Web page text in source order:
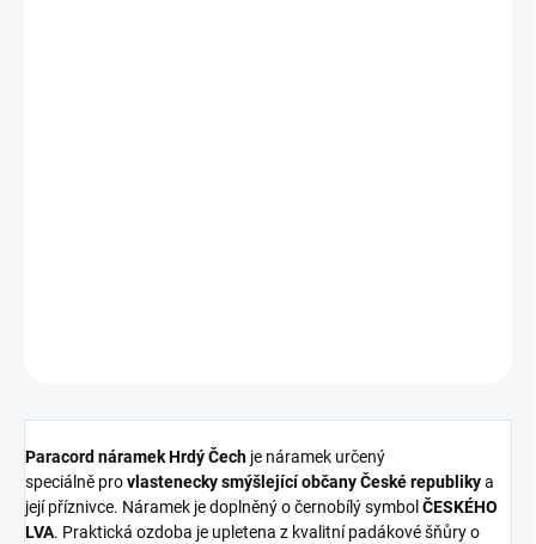
Paracord náramek Hrdý Čech je náramek určený
speciálně provlastenecky smýšlející občany České republikya
její příznivce. Náramek je doplněný o černobílý symbol ČESKÉHO
LVA. Praktická ozdoba je upletena z kvalitní padákové šňůry o